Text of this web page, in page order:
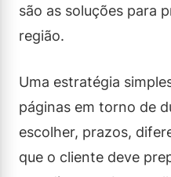
são as soluções para
região.
Uma estratégia
páginas em torno de
escolher, prazos,
que o cliente deve